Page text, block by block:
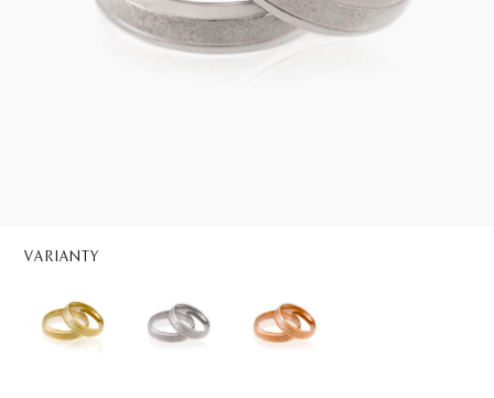
VARIANTY